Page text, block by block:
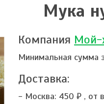
Мука
Компания Мой-
Минимальная сумма
Доставка:
- Москва: 450 ₽ , от